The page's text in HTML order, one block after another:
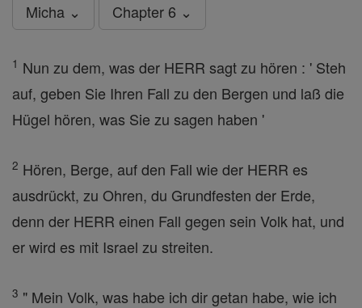
Micha ⌄ Chapter 6 ⌄
1 Nun zu dem, was der HERR sagt zu hören : ' Steh
auf, geben Sie Ihren Fall zu den Bergen und laß die
Hügel hören, was Sie zu sagen haben '
2 Hören, Berge, auf den Fall wie der HERR es
ausdrückt, zu Ohren, du Grundfesten der Erde,
denn der HERR einen Fall gegen sein Volk hat, und
er wird es mit Israel zu streiten.
3 " Mein Volk, was habe ich dir getan habe, wie ich